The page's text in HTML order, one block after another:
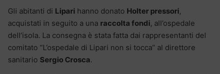
Gli abitanti di Lipari hanno donato Holter pressori,
acquistati in seguito a una raccolta fondi, all’ospedale
dell’isola. La consegna è stata fatta dai rappresentanti del
comitato “L’ospedale di Lipari non si tocca” al direttore
sanitario Sergio Crosca.